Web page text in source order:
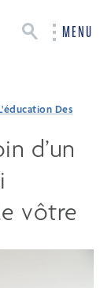
MENU
Des
d’un
vôtre